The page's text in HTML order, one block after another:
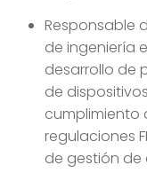
Responsable
de ingeniería
desarrollo de
de
cumplimiento
regulaciones
de gestión de